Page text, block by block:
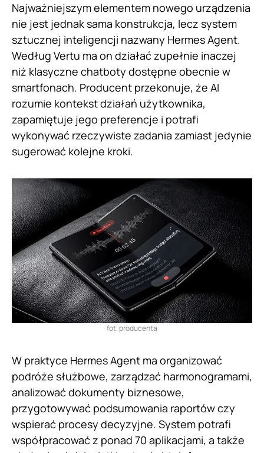
Najważniejszym elementem nowego urządzenia
nie jest jednak sama konstrukcja, lecz system
sztucznej inteligencji nazwany Hermes Agent.
Według Vertu ma on działać zupełnie inaczej
niż klasyczne chatboty dostępne obecnie w
smartfonach. Producent przekonuje, że AI
rozumie kontekst działań użytkownika,
zapamiętuje jego preferencje i potrafi
wykonywać rzeczywiste zadania zamiast jedynie
sugerować kolejne kroki.
fot. producenta
W praktyce Hermes Agent ma organizować
podróże służbowe, zarządzać harmonogramami,
analizować dokumenty biznesowe,
przygotowywać podsumowania raportów czy
wspierać procesy decyzyjne. System potrafi
współpracować z ponad 70 aplikacjami, a także